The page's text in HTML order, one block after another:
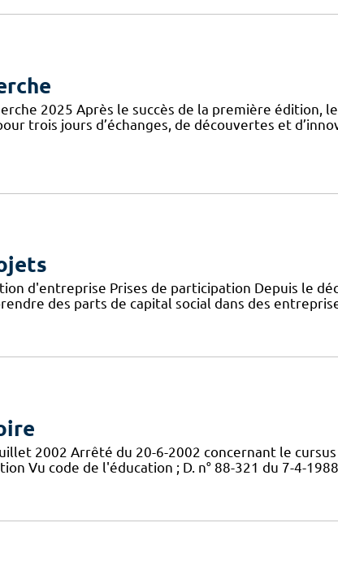
2025 Après le succès de la première édition,
trois jours d’échanges, de découvertes et
d'entreprise Prises de participation Depuis le
des parts de capital social dans des
2002 Arrêté du 20-6-2002 concernant le
Vu code de l'éducation ; D. n° 88-321 du 7-4-